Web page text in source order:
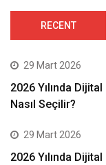
RECENT
29 Mart 2026
2026 Yılında
Nasıl Seçilir?
29 Mart 2026
2026 Yılında